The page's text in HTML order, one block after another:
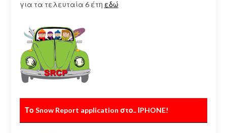
για τα τελευταία 6 έτη εδώ
Το Snow Report application στο.. ΙPHONE!